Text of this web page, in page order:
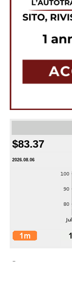
$83.37
2026.08.06
-